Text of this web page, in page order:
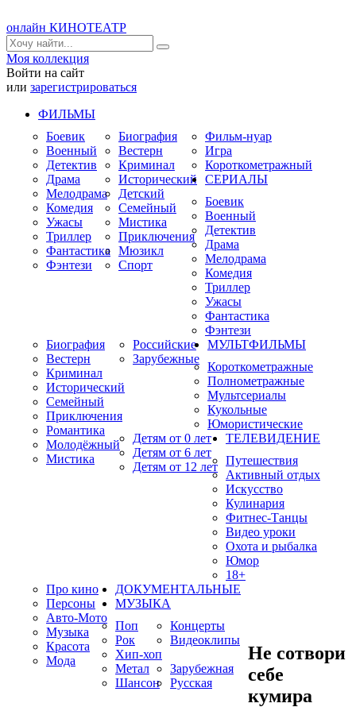
онлайн КИНОТЕАТР
Моя коллекция
Войти на сайт
или зарегистрироваться
ФИЛЬМЫ
Боевик
Военный
Детектив
Драма
Мелодрама
Комедия
Ужасы
Триллер
Фантастика
Фэнтези
Биография
Вестерн
Криминал
Исторический
Детский
Семейный
Мистика
Приключения
Мюзикл
Спорт
Фильм-нуар
Игра
Короткометражный
СЕРИАЛЫ
Боевик
Военный
Детектив
Драма
Мелодрама
Комедия
Триллер
Ужасы
Фантастика
Фэнтези
Биография
Вестерн
Криминал
Исторический
Семейный
Приключения
Романтика
Молодёжный
Мистика
Российские
Зарубежные
МУЛЬТФИЛЬМЫ
Короткометражные
Полнометражные
Мультсериалы
Кукольные
Юмористические
Детям от 0 лет
Детям от 6 лет
Детям от 12 лет
ТЕЛЕВИДЕНИЕ
Путешествия
Активный отдых
Искусство
Кулинария
Фитнес-Танцы
Видео уроки
Охота и рыбалка
Юмор
18+
Про кино
Персоны
Авто-Мото
Музыка
Красота
Мода
ДОКУМЕНТАЛЬНЫЕ
МУЗЫКА
Поп
Рок
Хип-хоп
Метал
Шансон
Концерты
Видеоклипы
Зарубежная
Русская
Не сотвори
себе
кумира